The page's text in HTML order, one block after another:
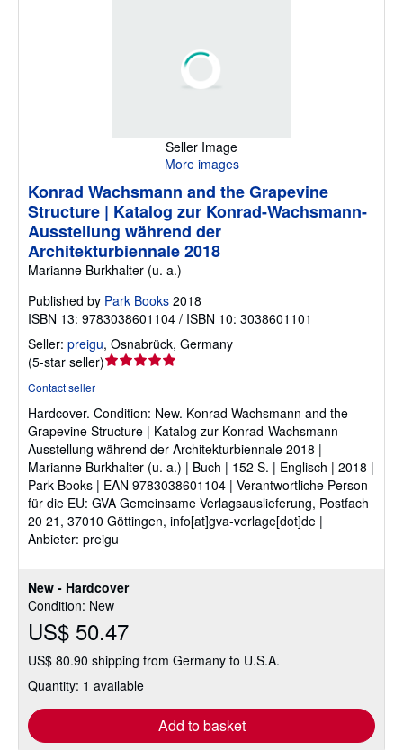
Seller Image
More images
New - Hardcover
Condition: New
US$ 50.47
US$ 80.90 shipping from Germany to U.S.A.
Quantity: 1 available
Add to basket
Konrad Wachsmann and the Grapevine
Structure | Katalog zur Konrad-Wachsmann-
Ausstellung während der
Architekturbiennale 2018
Marianne Burkhalter (u. a.)
Published by Park Books 2018
ISBN 13: 9783038601104 / ISBN 10: 3038601101
Seller: preigu, Osnabrück, Germany
(5-star seller)Seller
out
of
5
stars
Contact seller
Hardcover. Condition: New. Konrad Wachsmann and the
Grapevine Structure | Katalog zur Konrad-Wachsmann-
Ausstellung während der Architekturbiennale 2018 |
Marianne Burkhalter (u. a.) | Buch | 152 S. | Englisch | 2018 |
Park Books | EAN 9783038601104 | Verantwortliche Person
für die EU: GVA Gemeinsame Verlagsauslieferung, Postfach
20 21, 37010 Göttingen, info[at]gva-verlage[dot]de |
Anbieter: preigu